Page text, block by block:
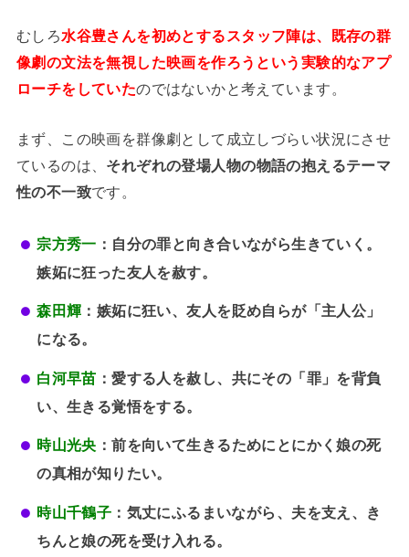
むしろ水谷豊さんを初めとするスタッフ陣は、既存の群
像劇の文法を無視した映画を作ろうという実験的なアプ
ローチをしていたのではないかと考えています。
まず、この映画を群像劇として成立しづらい状況にさせ
ているのは、 それぞれの登場人物の物語の抱えるテーマ
性の不一致です。
宗方秀一 ：自分の罪と向き合いながら生きていく。
嫉妬に狂った友人を赦す。
森田輝 ：嫉妬に狂い、友人を貶め自らが「主人公」
になる。
白河早苗 ：愛する人を赦し、共にその「罪」を背負
い、生きる覚悟をする。
時山光央 ：前を向いて生きるためにとにかく娘の死
の真相が知りたい。
時山千鶴子 ：気丈にふるまいながら、夫を支え、き
ちんと娘の死を受け入れる。